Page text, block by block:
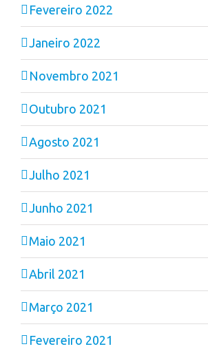
Fevereiro 2022
Janeiro 2022
Novembro 2021
Outubro 2021
Agosto 2021
Julho 2021
Junho 2021
Maio 2021
Abril 2021
Março 2021
Fevereiro 2021